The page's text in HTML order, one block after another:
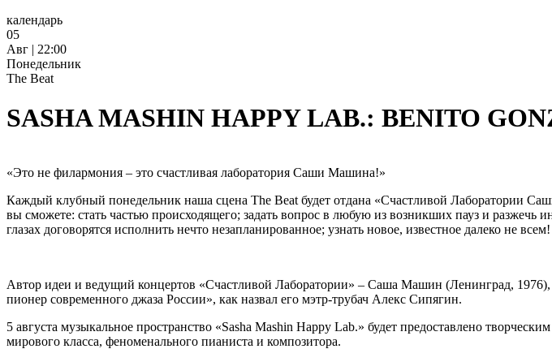
календарь
05
Авг | 22:00
Понедельник
The Beat
SASHA MASHIN HAPPY LAB.: BENITO
«Это не филармония – это счастливая лаборатория Саши Машина!»
Каждый клубный понедельник наша сцена The Beat будет отдана «Счастливой Лаборатории
вы сможете: стать частью происходящего; задать вопрос в любую из возникших пауз и
глазах договорятся исполнить нечто незапланированное; узнать новое, известное далеко не всем!
Автор идеи и ведущий концертов «Счастливой Лаборатории» – Саша Машин (Ленинград,
пионер современного джаза России», как назвал его мэтр-трубач Алекс Сипягин.
5 августа музыкальное пространство «Sasha Mashin Happy Lab.» будет предоставлено
мирового класса, феноменального пианиста и композитора.